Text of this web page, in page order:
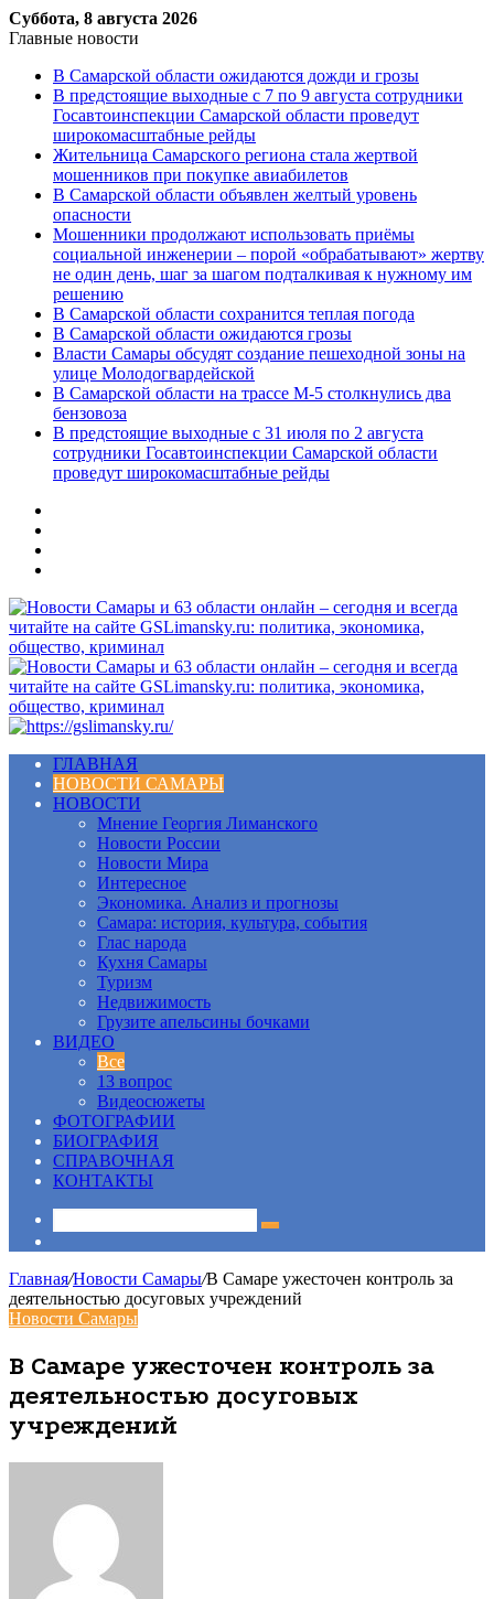
Суббота, 8 августа 2026
Главные новости
В Самарской области ожидаются дожди и грозы
В предстоящие выходные с 7 по 9 августа сотрудники
Госавтоинспекции Самарской области проведут
широкомасштабные рейды
Жительница Самарского региона стала жертвой
мошенников при покупке авиабилетов
В Самарской области объявлен желтый уровень
опасности
Мошенники продолжают использовать приёмы
социальной инженерии – порой «обрабатывают» жертву
не один день, шаг за шагом подталкивая к нужному им
решению
В Самарской области сохранится теплая погода
В Самарской области ожидаются грозы
Власти Самары обсудят создание пешеходной зоны на
улице Молодогвардейской
В Самарской области на трассе М-5 столкнулись два
бензовоза
В предстоящие выходные с 31 июля по 2 августа
сотрудники Госавтоинспекции Самарской области
проведут широкомасштабные рейды
Меню
ГЛАВНАЯ
НОВОСТИ САМАРЫ
НОВОСТИ
Мнение Георгия Лиманского
Новости России
Новости Мира
Интересное
Экономика. Анализ и прогнозы
Самара: история, культура, события
Глас народа
Кухня Самары
Туризм
Недвижимость
Грузите апельсины бочками
ВИДЕО
Все
13 вопрос
Видеосюжеты
ФОТОГРАФИИ
БИОГРАФИЯ
СПРАВОЧНАЯ
КОНТАКТЫ
Главная/Новости Самары/В Самаре ужесточен контроль за
деятельностью досуговых учреждений
Новости Самары
В Самаре ужесточен контроль за
деятельностью досуговых
учреждений